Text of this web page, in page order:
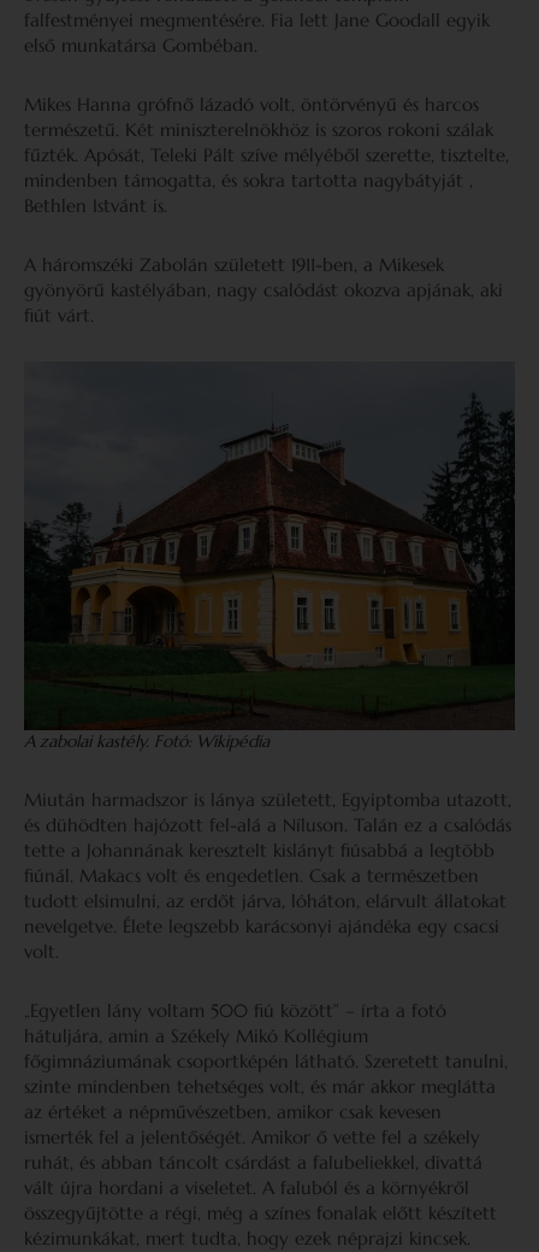
falfestményei megmentésére. Fia lett Jane Goodall egyik
első munkatársa Gombéban.
Mikes Hanna grófnő lázadó volt, öntörvényű és harcos
természetű. Két miniszterelnökhöz is szoros rokoni szálak
fűzték. Apósát, Teleki Pált szíve mélyéből szerette, tisztelte,
mindenben támogatta, és sokra tartotta nagybátyját ,
Bethlen Istvánt is.
A háromszéki Zabolán született 1911-ben, a Mikesek
gyönyörű kastélyában, nagy csalódást okozva apjának, aki
fiút várt.
A zabolai kastély. Fotó: Wikipédia
Miután harmadszor is lánya született, Egyiptomba utazott,
és dühödten hajózott fel-alá a Níluson. Talán ez a csalódás
tette a Johannának keresztelt kislányt fiúsabbá a legtöbb
fiúnál. Makacs volt és engedetlen. Csak a természetben
tudott elsimulni, az erdőt járva, lóháton, elárvult állatokat
nevelgetve. Élete legszebb karácsonyi ajándéka egy csacsi
volt.
„Egyetlen lány voltam 500 fiú között” – írta a fotó
hátuljára, amin a Székely Mikó Kollégium
főgimnáziumának csoportképén látható. Szeretett tanulni,
szinte mindenben tehetséges volt, és már akkor meglátta
az értéket a népművészetben, amikor csak kevesen
ismerték fel a jelentőségét. Amikor ő vette fel a székely
ruhát, és abban táncolt csárdást a falubeliekkel, divattá
vált újra hordani a viseletet. A faluból és a környékről
összegyűjtötte a régi, még a színes fonalak előtt készített
kézimunkákat, mert tudta, hogy ezek néprajzi kincsek.